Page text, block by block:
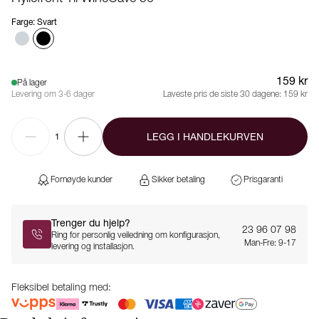
Farge: Svart
På lager
Levering om 3-6 dager
159 kr
Laveste pris de siste 30 dagene: 159 kr
1 LEGG I HANDLEKURVEN
Fornøyde kunder Sikker betaling Prisgaranti
Trenger du hjelp?
Ring for personlig veiledning om konfigurasjon,
levering og installasjon.
23 96 07 98
Man-Fre: 9-17
Fleksibel betaling med: